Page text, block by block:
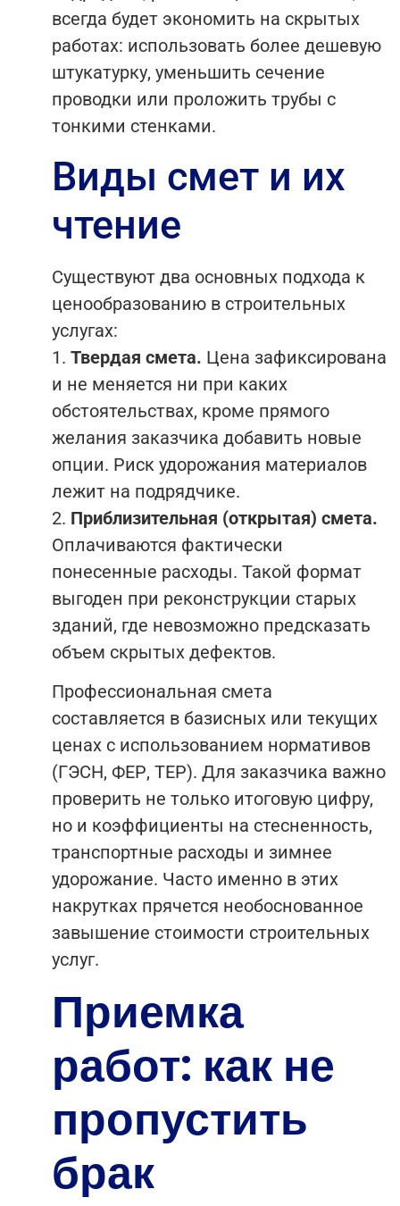
всегда будет экономить на скрытых
работах: использовать более дешевую
штукатурку, уменьшить сечение
проводки или проложить трубы с
тонкими стенками.
Виды смет и их
чтение
Существуют два основных подхода к
ценообразованию в строительных
услугах:
1. Твердая смета. Цена зафиксирована
и не меняется ни при каких
обстоятельствах, кроме прямого
желания заказчика добавить новые
опции. Риск удорожания материалов
лежит на подрядчике.
2. Приблизительная (открытая) смета.
Оплачиваются фактически
понесенные расходы. Такой формат
выгоден при реконструкции старых
зданий, где невозможно предсказать
объем скрытых дефектов.
Профессиональная смета
составляется в базисных или текущих
ценах с использованием нормативов
(ГЭСН, ФЕР, ТЕР). Для заказчика важно
проверить не только итоговую цифру,
но и коэффициенты на стесненность,
транспортные расходы и зимнее
удорожание. Часто именно в этих
накрутках прячется необоснованное
завышение стоимости строительных
услуг.
Приемка
работ: как не
пропустить
брак